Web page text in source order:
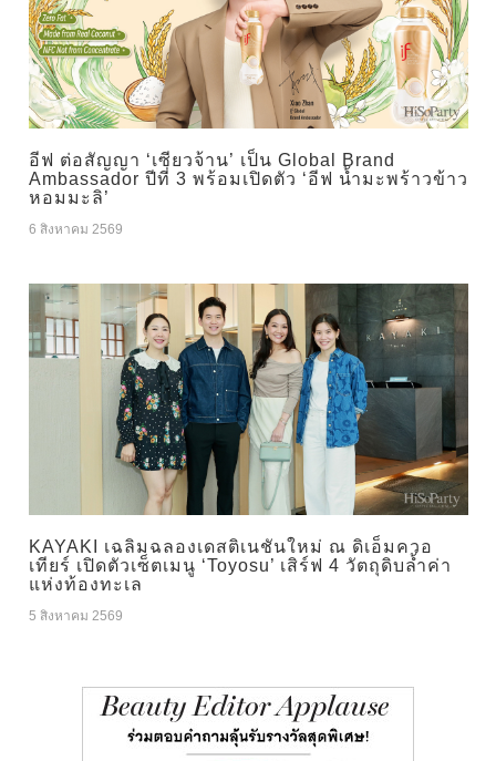
อีฟ ต่อสัญญา ‘เซียวจ้าน’ เป็น Global Brand
Ambassador ปีที่ 3 พร้อมเปิดตัว ‘อีฟ น้ำมะพร้าวข้าว
หอมมะลิ’
6 สิงหาคม 2569
KAYAKI เฉลิมฉลองเดสติเนชันใหม่ ณ ดิเอ็มควอ
เทียร์ เปิดตัวเซ็ตเมนู ‘Toyosu’ เสิร์ฟ 4 วัตถุดิบล้ำค่า
แห่งท้องทะเล
5 สิงหาคม 2569